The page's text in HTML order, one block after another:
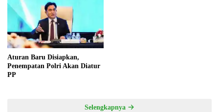
Aturan Baru Disiapkan,
Penempatan Polri Akan Diatur
PP
Selengkapnya